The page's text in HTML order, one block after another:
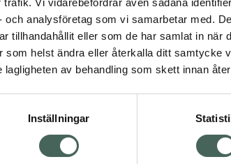
och analysföretag som vi samarbetar med.
tillhandahållit eller som de har samlat in när
som helst ändra eller återkalla ditt samtycke
av behandling som skett innan
Inställningar
Aktuella
Visa